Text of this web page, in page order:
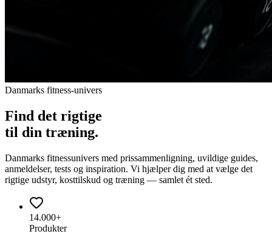
Danmarks fitness-univers
Find det rigtige
til din træning.
Danmarks fitnessunivers med prissammenligning, uvildige guides,
anmeldelser, tests og inspiration. Vi hjælper dig med at vælge det
rigtige udstyr, kosttilskud og træning — samlet ét sted.
14.000+
Produkter